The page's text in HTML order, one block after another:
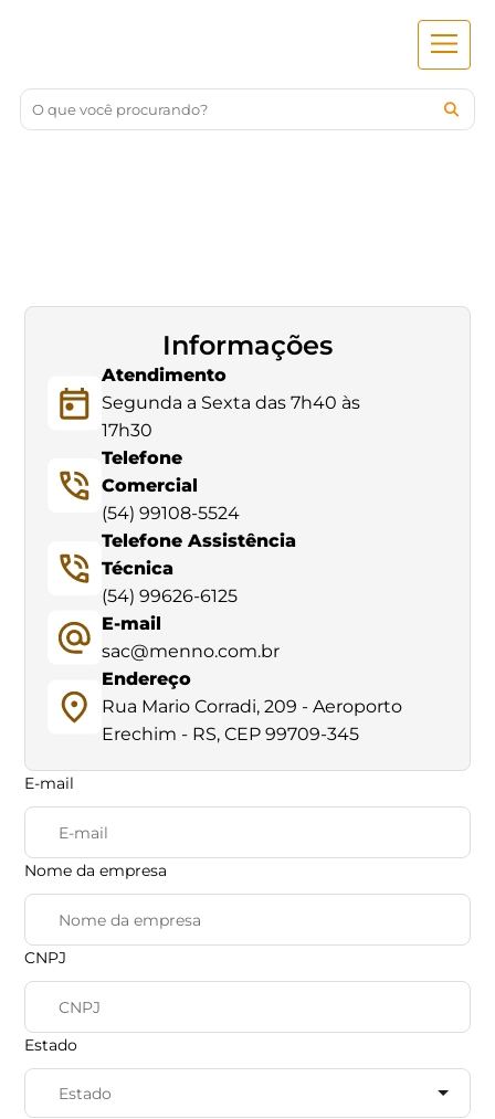
E-mail
Nome da empresa
CNPJ
Estado
Informações
Atendimento
Segunda a Sexta das 7h40 às
17h30
Telefone
Comercial
(54) 99108-5524
Telefone Assistência
Técnica
(54) 99626-6125
E-mail
sac@menno.com.br
Endereço
Rua Mario Corradi, 209 - Aeroporto
Erechim - RS, CEP 99709-345